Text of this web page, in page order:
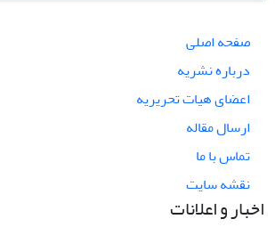
صفحه اصلی
درباره نشریه
اعضای هیات تحریریه
ارسال مقاله
تماس با ما
نقشه سایت
اخبار و اعلانات